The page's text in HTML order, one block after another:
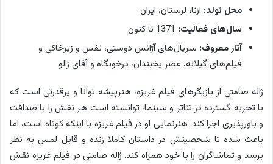
محل تولد: ازنا، لرستان، ایران
سال‌های فعالیت:
آثار معروف: سریال‌های آژانس دوستی، نفس و زیرخاکی و
فیلم‌های گیلانه، عصر یخبندان، درخونگاه و آقای زالو
ژاله صامتی از بازیگرهای فیلم غریزه، هنرپیشه توانا و پرقدرتی است که
با تجربه گسترده در تئاتر و سینما، توانسته است هر نقش را با صداقت
و باورپذیری اجرا کند. هنرنمایی او در فیلم غریزه با اینکه کوتاه است، اما
باعث شده تا شخصیتش در داستان کاملا زنده و قابل لمس به نظر
برسد و تماشاگران را با خود همراه کند. ژاله صامتی در فیلم غریزه نقش